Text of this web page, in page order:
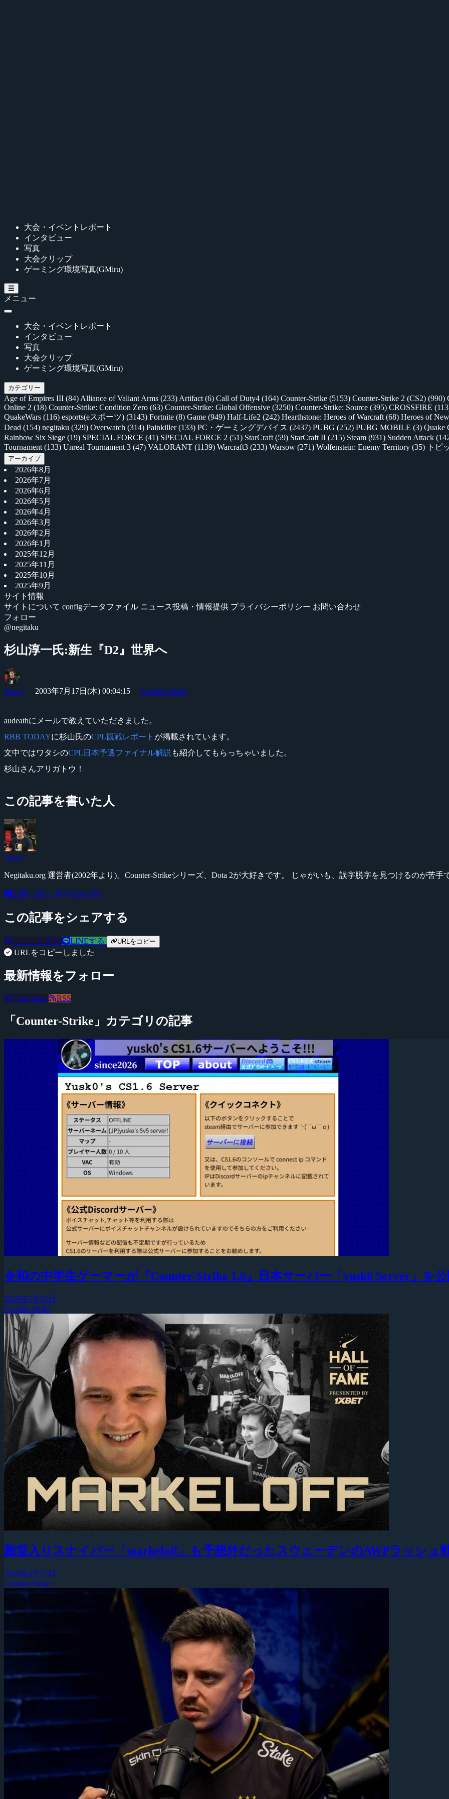
大会・イベントレポート
インタビュー
写真
大会クリップ
ゲーミング環境写真(GMiru)
メニュー
大会・イベントレポート
インタビュー
写真
大会クリップ
ゲーミング環境写真(GMiru)
カテゴリー
Age of Empires III (84) Alliance of Valiant Arms (233) Artifact (6) Call of Duty4 (164) Counter-Strike (5153) Counter-Strike 2 (CS2) (990)
Online 2 (18) Counter-Strike: Condition Zero (63) Counter-Strike: Global Offensive (3250) Counter-Strike: Source (395) CROSSFIRE
QuakeWars (116) esports(eスポーツ) (3143) Fortnite (8) Game (949) Half-Life2 (242) Hearthstone: Heroes of Warcraft (68) Heroes of
Dead (154) negitaku (329) Overwatch (314) Painkiller(133) PC・ゲーミングデバイス (2437) PUBG (252) PUBG MOBILE (3) Quake
Rainbow Six Siege (19) SPECIAL FORCE (41) SPECIAL FORCE 2 (51) StarCraft (59) StarCraft II (215) Steam (931) Sudden Attack
Tournament (133) Unreal Tournament 3 (47) VALORANT (1139) Warcraft3 (233) Warsow (271) Wolfenstein: Enemy Territory (35) トピ
アーカイブ
2026年8月
2026年7月
2026年6月
2026年5月
2026年4月
2026年3月
2026年2月
2026年1月
2025年12月
2025年11月
2025年10月
2025年9月
サイト情報
サイトについて configデータファイル ニュース投稿・情報提供 プライバシーポリシー お問い合わせ
フォロー
@negitaku
杉山淳一氏:新生『D2』世界へ
Yossy 2003年7月17日(木) 00:04:15 Counter-Strike
audeathにメールで教えていただきました。
RBB TODAYに杉山氏のCPL観戦レポート が掲載されています。
文中ではワタシのCPL日本予選ファイナル解説 も紹介してもらっちゃいました。
杉山さんアリガトウ！
この記事を書いた人
Yossy
Negitaku.org 運営者(2002年より)。Counter-Strikeシリーズ、Dota 2が大好きです。 じゃがいも、誤字脱字を見つけるのが苦
記事一覧へ @YossyFPS
この記事をシェアする
ツイートする LINEする URLをコピー
URLをコピーしました
最新情報をフォロー
@negitaku RSS
「Counter-Strike」カテゴリの記事
令和の中学生ゲーマーが『Counter-Strike 1.6』日本サーバー「yusk0 Server」を
2026年7月31日
Counter-Strike
殿堂入りスナイパー「markeloff」も予想外だったスウェーデンのAWPラッシュ
2026年4月27日
Counter-Strike